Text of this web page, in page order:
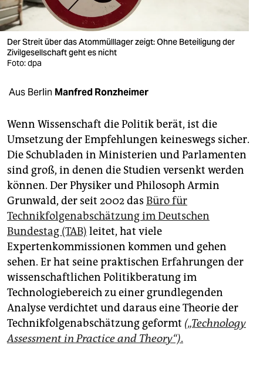
verlag
verlag
veranstaltungen
unterstützen
abo
genossenschaft
epaper login
Der Streit über das Atommülllager zeigt: Ohne Beteiligung der
Zivilgesellschaft geht es nicht
Foto: dpa
Aus Berlin Manfred Ronzheimer
Wenn Wissenschaft die Politik berät, ist die
Umsetzung der Empfehlungen keineswegs sicher.
Die Schubladen in Ministerien und Parlamenten
sind groß, in denen die Studien versenkt werden
können. Der Physiker und Philosoph Armin
Grunwald, der seit 2002 das Büro für
Technikfolgenabschätzung im Deutschen
Bundestag (TAB) leitet, hat viele
Expertenkommissionen kommen und gehen
sehen. Er hat seine praktischen Erfahrungen der
wissenschaftlichen Politikberatung im
Technologiebereich zu einer grundlegenden
Analyse verdichtet und daraus eine Theorie der
Technikfolgenabschätzung geformt („Technology
Assessment in Practice and Theory“).